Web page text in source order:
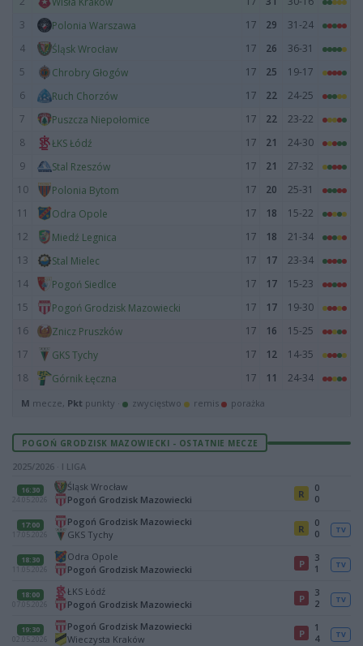
3
Polonia Warszawa 17 29
31-24
4
Śląsk Wrocław 17 26
36-31
5
Chrobry Głogów 17 25
19-17
6
Ruch Chorzów 17 22
24-25
7
Puszcza Niepołomice 17 22
23-22
8
ŁKS Łódź 17 21
24-30
9
Stal Rzeszów 17 21
27-32
10
Polonia Bytom 17 20
25-31
11
Odra Opole 17 18
15-22
12
Miedź Legnica 17 18
21-34
13
Stal Mielec 17 17
23-34
14
Pogoń Siedlce 17 17
15-23
15
Pogoń Grodzisk Mazowiecki 17 17
19-30
16
Znicz Pruszków 17 16
15-25
17
GKS Tychy 17 12
14-35
18
Górnik Łęczna 17 11 24-34
M mecze, Pkt punkty · zwycięstwo remis porażka
POGOŃ GRODZISK MAZOWIECKI - OSTATNIE MECZE
2025/2026 · I LIGA
16:30
24.05.2026
Śląsk Wrocław
Pogoń Grodzisk Mazowiecki
R
0
0
17:00
17.05.2026
Pogoń Grodzisk Mazowiecki
GKS Tychy
R
0
0
TV
18:30
11.05.2026
Odra Opole
Pogoń Grodzisk Mazowiecki
P
3
1
TV
18:00
07.05.2026
ŁKS Łódź
Pogoń Grodzisk Mazowiecki
P
3
2
TV
19:30
02.05.2026
Pogoń Grodzisk Mazowiecki
Wieczysta Kraków
P
1
4
TV